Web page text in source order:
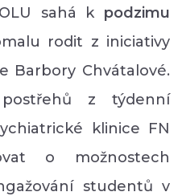
sahá k podzimu
rodit z iniciativy
Barbory Chvátalové.
z týdenní
klinice FN
o možnostech
studentů v